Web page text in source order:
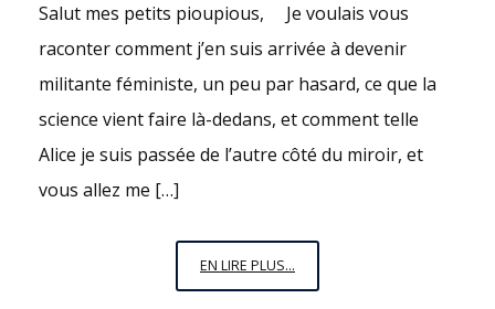
Salut mes petits pioupious, Je voulais vous
raconter comment j’en suis arrivée à devenir
militante féministe, un peu par hasard, ce que la
science vient faire là-dedans, et comment telle
Alice je suis passée de l’autre côté du miroir, et
vous allez me […]
EN LIRE PLUS...
N’AI